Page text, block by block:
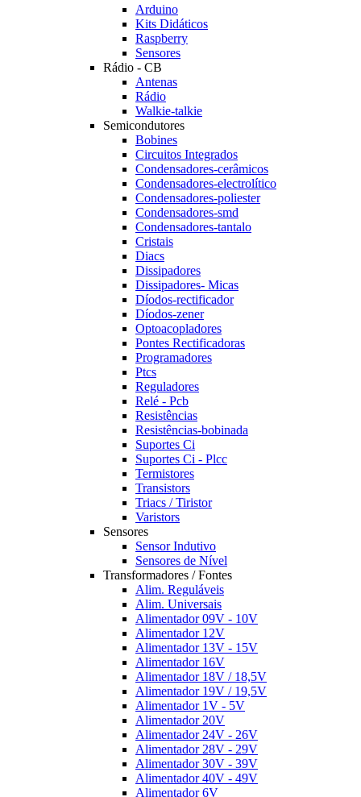
Arduino
Kits Didáticos
Raspberry
Sensores
Rádio - CB
Antenas
Rádio
Walkie-talkie
Semicondutores
Bobines
Circuitos Integrados
Condensadores-cerâmicos
Condensadores-electrolítico
Condensadores-poliester
Condensadores-smd
Condensadores-tantalo
Cristais
Diacs
Dissipadores
Dissipadores- Micas
Díodos-rectificador
Díodos-zener
Optoacopladores
Pontes Rectificadoras
Programadores
Ptcs
Reguladores
Relé - Pcb
Resistências
Resistências-bobinada
Suportes Ci
Suportes Ci - Plcc
Termistores
Transistors
Triacs / Tiristor
Varistors
Sensores
Sensor Indutivo
Sensores de Nível
Transformadores / Fontes
Alim. Reguláveis
Alim. Universais
Alimentador 09V - 10V
Alimentador 12V
Alimentador 13V - 15V
Alimentador 16V
Alimentador 18V / 18,5V
Alimentador 19V / 19,5V
Alimentador 1V - 5V
Alimentador 20V
Alimentador 24V - 26V
Alimentador 28V - 29V
Alimentador 30V - 39V
Alimentador 40V - 49V
Alimentador 6V